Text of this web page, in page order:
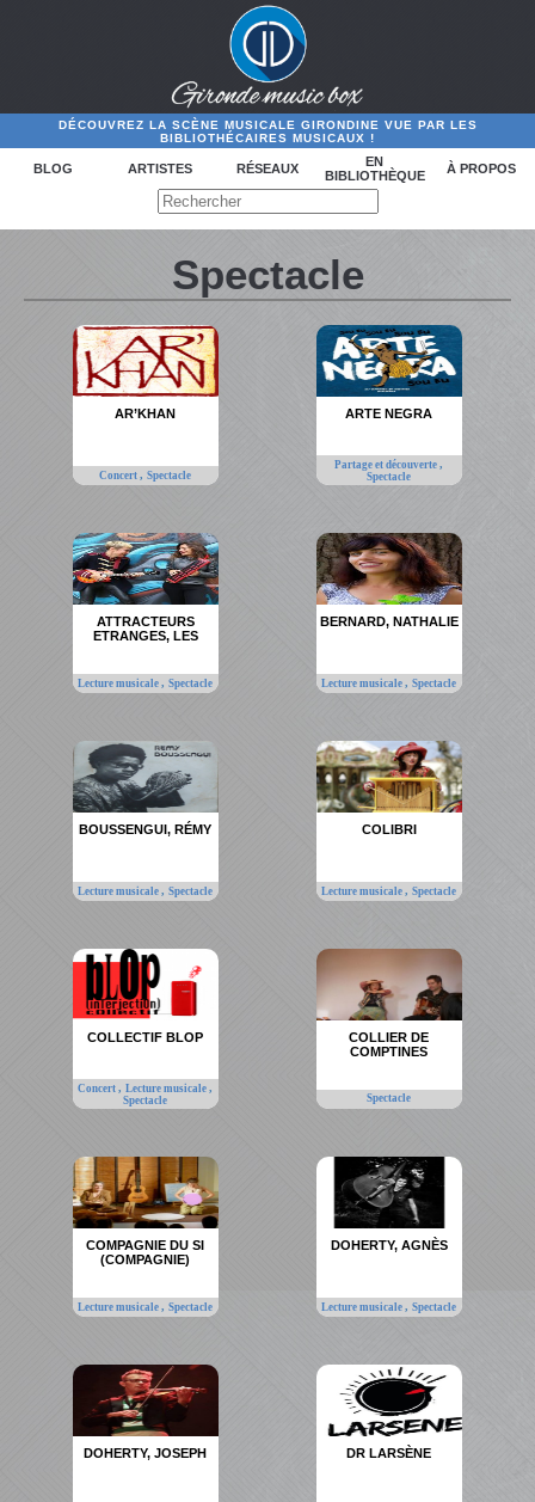
DÉCOUVREZ LA SCÈNE MUSICALE GIRONDINE VUE PAR LES
BIBLIOTHÉCAIRES MUSICAUX !
BLOG ARTISTES RÉSEAUX
EN
BIBLIOTHÈQUE
À PROPOS
Spectacle
AR’KHAN
Concert,Spectacle
ARTE NEGRA
Partage et découverte,
Spectacle
ATTRACTEURS
ETRANGES, LES
Lecture musicale,Spectacle
BERNARD, NATHALIE
Lecture musicale,Spectacle
BOUSSENGUI, RÉMY
Lecture musicale,Spectacle
COLIBRI
Lecture musicale,Spectacle
COLLECTIF BLOP
Concert,Lecture musicale,
Spectacle
COLLIER DE
COMPTINES
Spectacle
COMPAGNIE DU SI
(COMPAGNIE)
Lecture musicale,Spectacle
DOHERTY, AGNÈS
Lecture musicale,Spectacle
DOHERTY, JOSEPH DR LARSÈNE